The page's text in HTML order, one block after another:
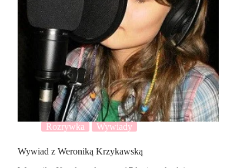
Rozrywka Wywiady
Wywiad z Weroniką Krzykawską